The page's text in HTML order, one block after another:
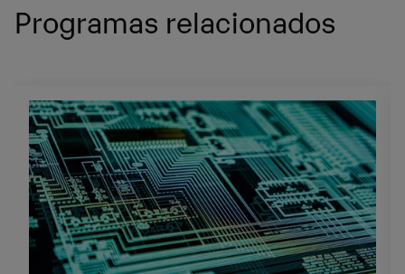
Programas relacionados